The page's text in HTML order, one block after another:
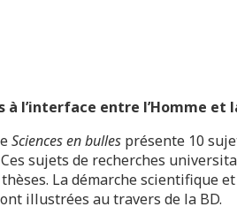
à l’interface entre l’Homme et
Sciences en bulles présente 10
sujets de recherches
La démarche scientifique
illustrées au travers de la BD.